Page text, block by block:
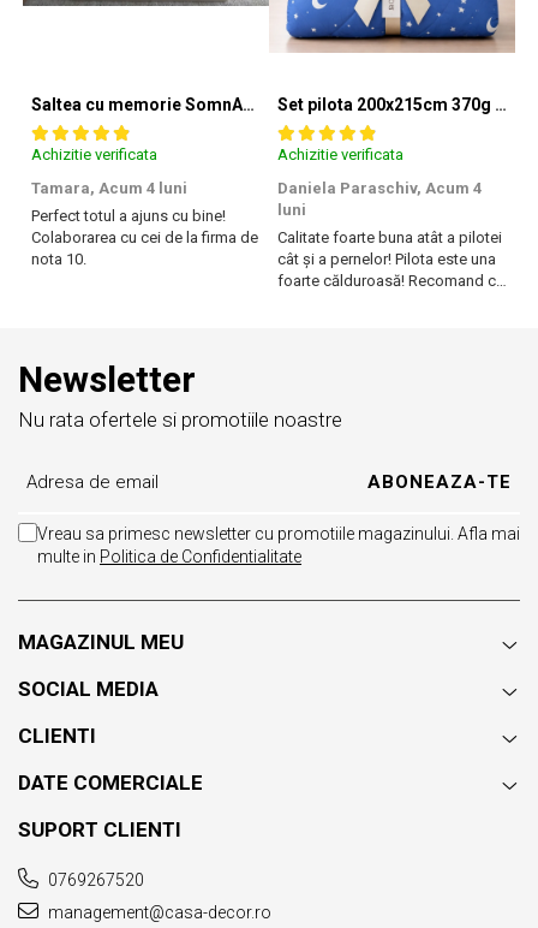
Saltea cu memorie SomnART XXL Memory Plus 160x190, înălțime 25cm, pentru persoane supraponderale, husă Aloe Vera detașabilă, rulată, fermitate mare
Achizitie verificata
Tamara, Acum 4 luni
Perfect totul a ajuns cu bine!
Colaborarea cu cei de la firma de
nota 10.
Set pilota 200x215cm 370g cu 2 perne 50x70,albastru- PLT36
Achizitie verificata
Daniela Paraschiv, Acum 4
luni
Calitate foarte buna atât a pilotei
cât și a pernelor! Pilota este una
foarte călduroasă! Recomand cu
Newsletter
Nu rata ofertele si promotiile noastre
Vreau sa primesc newsletter cu promotiile magazinului. Afla mai
multe in Politica de Confidentialitate
MAGAZINUL MEU
SOCIAL MEDIA
CLIENTI
DATE COMERCIALE
SUPORT CLIENTI
0769267520
management@casa-decor.ro